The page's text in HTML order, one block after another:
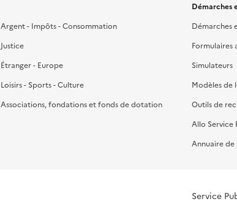
Argent - Impôts - Consommation
Justice
Étranger - Europe
Loisirs - Sports - Culture
Associations, fondations et fonds de dotation
Démarches
Démarches
Formulaires
Simulateurs
Modèles de
Outils de
Allo Service
Annuaire
Service